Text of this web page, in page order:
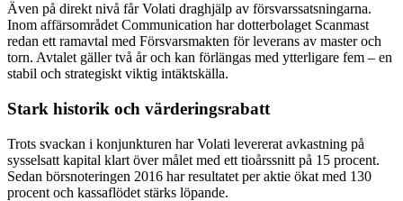
Även på direkt nivå får Volati draghjälp av försvarssatsningarna.
Inom affärsområdet Communication har dotterbolaget Scanmast
redan ett ramavtal med Försvarsmakten för leverans av master och
torn. Avtalet gäller två år och kan förlängas med ytterligare fem – en
stabil och strategiskt viktig intäktskälla.
Stark historik och värderingsrabatt
Trots svackan i konjunkturen har Volati levererat avkastning på
sysselsatt kapital klart över målet med ett tioårssnitt på 15 procent.
Sedan börsnoteringen 2016 har resultatet per aktie ökat med 130
procent och kassaflödet stärks löpande.